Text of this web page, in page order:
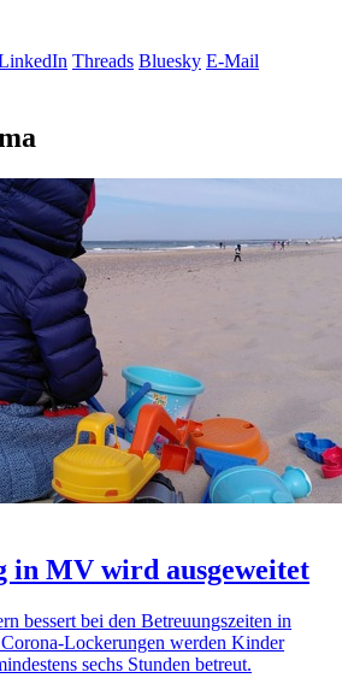
Threads Bluesky E-Mail
in MV wird ausgeweitet
bessert bei den Betreuungszeiten in
Lockerungen werden Kinder
sechs Stunden betreut.